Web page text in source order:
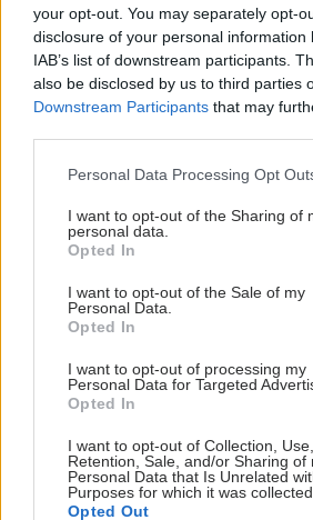
your opt-out. You may separately opt-
disclosure of your personal information
IAB’s list of downstream participants.
also be disclosed by us to third parties
Downstream Participants that may
Please note that this website/app uses
not limited to your visit or usage
grant or deny consent to Google and
use your data for below specified
consent section.
Personal Data Processing Opt
I want to opt-out of the Sharing of
personal data.
Opted In
I want to opt-out of the Sale of my
Personal Data.
Opted In
I want to opt-out of processing my
Personal Data for Targeted
Opted In
I want to opt-out of Collection, Use,
Retention, Sale, and/or Sharing of
Personal Data that Is Unrelated
Purposes for which it was collected.
Opted Out